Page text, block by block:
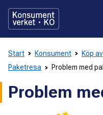
direkt
innehållet
Start Konsument Köp
Paketresa
Problem med
Problem